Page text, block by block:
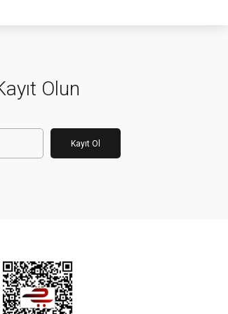
Olun
Kayıt Ol